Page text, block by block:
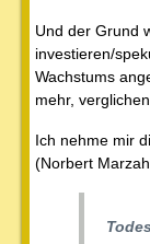
Und der Grund
investieren/
Wachstums
mehr,
Ich nehme mir
(Norbert